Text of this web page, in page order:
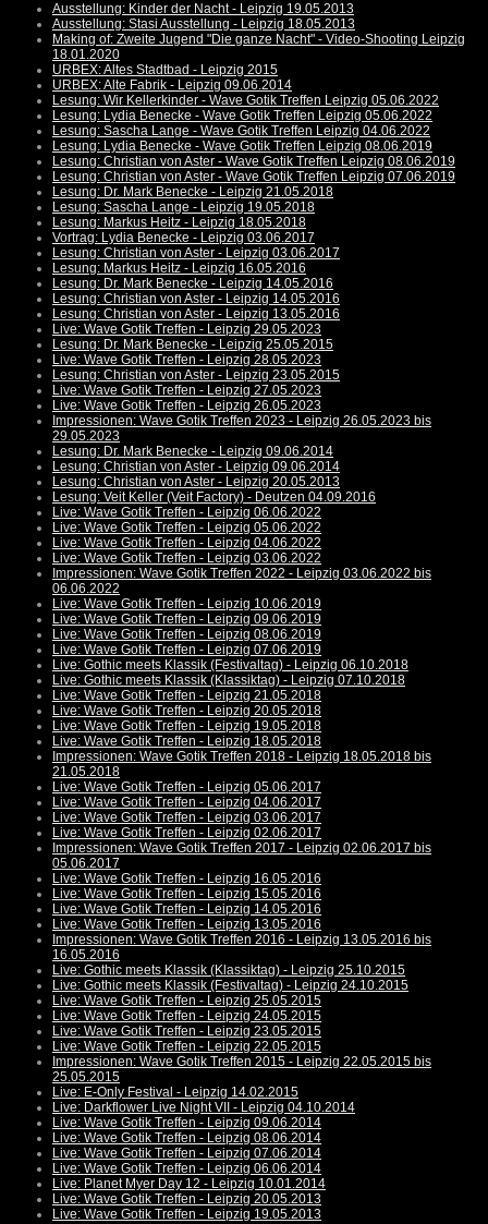
Ausstellung: Kinder der Nacht - Leipzig 19.05.2013
Ausstellung: Stasi Ausstellung - Leipzig 18.05.2013
Making of: Zweite Jugend "Die ganze Nacht" - Video-Shooting Leipzig
18.01.2020
URBEX: Altes Stadtbad - Leipzig 2015
URBEX: Alte Fabrik - Leipzig 09.06.2014
Lesung: Wir Kellerkinder - Wave Gotik Treffen Leipzig 05.06.2022
Lesung: Lydia Benecke - Wave Gotik Treffen Leipzig 05.06.2022
Lesung: Sascha Lange - Wave Gotik Treffen Leipzig 04.06.2022
Lesung: Lydia Benecke - Wave Gotik Treffen Leipzig 08.06.2019
Lesung: Christian von Aster - Wave Gotik Treffen Leipzig 08.06.2019
Lesung: Christian von Aster - Wave Gotik Treffen Leipzig 07.06.2019
Lesung: Dr. Mark Benecke - Leipzig 21.05.2018
Lesung: Sascha Lange - Leipzig 19.05.2018
Lesung: Markus Heitz - Leipzig 18.05.2018
Vortrag: Lydia Benecke - Leipzig 03.06.2017
Lesung: Christian von Aster - Leipzig 03.06.2017
Lesung: Markus Heitz - Leipzig 16.05.2016
Lesung: Dr. Mark Benecke - Leipzig 14.05.2016
Lesung: Christian von Aster - Leipzig 14.05.2016
Lesung: Christian von Aster - Leipzig 13.05.2016
Live: Wave Gotik Treffen - Leipzig 29.05.2023
Lesung: Dr. Mark Benecke - Leipzig 25.05.2015
Live: Wave Gotik Treffen - Leipzig 28.05.2023
Lesung: Christian von Aster - Leipzig 23.05.2015
Live: Wave Gotik Treffen - Leipzig 27.05.2023
Live: Wave Gotik Treffen - Leipzig 26.05.2023
Impressionen: Wave Gotik Treffen 2023 - Leipzig 26.05.2023 bis
29.05.2023
Lesung: Dr. Mark Benecke - Leipzig 09.06.2014
Lesung: Christian von Aster - Leipzig 09.06.2014
Lesung: Christian von Aster - Leipzig 20.05.2013
Lesung: Veit Keller (Veit Factory) - Deutzen 04.09.2016
Live: Wave Gotik Treffen - Leipzig 06.06.2022
Live: Wave Gotik Treffen - Leipzig 05.06.2022
Live: Wave Gotik Treffen - Leipzig 04.06.2022
Live: Wave Gotik Treffen - Leipzig 03.06.2022
Impressionen: Wave Gotik Treffen 2022 - Leipzig 03.06.2022 bis
06.06.2022
Live: Wave Gotik Treffen - Leipzig 10.06.2019
Live: Wave Gotik Treffen - Leipzig 09.06.2019
Live: Wave Gotik Treffen - Leipzig 08.06.2019
Live: Wave Gotik Treffen - Leipzig 07.06.2019
Live: Gothic meets Klassik (Festivaltag) - Leipzig 06.10.2018
Live: Gothic meets Klassik (Klassiktag) - Leipzig 07.10.2018
Live: Wave Gotik Treffen - Leipzig 21.05.2018
Live: Wave Gotik Treffen - Leipzig 20.05.2018
Live: Wave Gotik Treffen - Leipzig 19.05.2018
Live: Wave Gotik Treffen - Leipzig 18.05.2018
Impressionen: Wave Gotik Treffen 2018 - Leipzig 18.05.2018 bis
21.05.2018
Live: Wave Gotik Treffen - Leipzig 05.06.2017
Live: Wave Gotik Treffen - Leipzig 04.06.2017
Live: Wave Gotik Treffen - Leipzig 03.06.2017
Live: Wave Gotik Treffen - Leipzig 02.06.2017
Impressionen: Wave Gotik Treffen 2017 - Leipzig 02.06.2017 bis
05.06.2017
Live: Wave Gotik Treffen - Leipzig 16.05.2016
Live: Wave Gotik Treffen - Leipzig 15.05.2016
Live: Wave Gotik Treffen - Leipzig 14.05.2016
Live: Wave Gotik Treffen - Leipzig 13.05.2016
Impressionen: Wave Gotik Treffen 2016 - Leipzig 13.05.2016 bis
16.05.2016
Live: Gothic meets Klassik (Klassiktag) - Leipzig 25.10.2015
Live: Gothic meets Klassik (Festivaltag) - Leipzig 24.10.2015
Live: Wave Gotik Treffen - Leipzig 25.05.2015
Live: Wave Gotik Treffen - Leipzig 24.05.2015
Live: Wave Gotik Treffen - Leipzig 23.05.2015
Live: Wave Gotik Treffen - Leipzig 22.05.2015
Impressionen: Wave Gotik Treffen 2015 - Leipzig 22.05.2015 bis
25.05.2015
Live: E-Only Festival - Leipzig 14.02.2015
Live: Darkflower Live Night VII - Leipzig 04.10.2014
Live: Wave Gotik Treffen - Leipzig 09.06.2014
Live: Wave Gotik Treffen - Leipzig 08.06.2014
Live: Wave Gotik Treffen - Leipzig 07.06.2014
Live: Wave Gotik Treffen - Leipzig 06.06.2014
Live: Planet Myer Day 12 - Leipzig 10.01.2014
Live: Wave Gotik Treffen - Leipzig 20.05.2013
Live: Wave Gotik Treffen - Leipzig 19.05.2013